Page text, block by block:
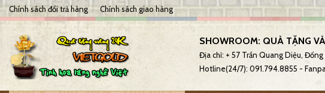
Skip
to
content
Chính sách đổi trả hàng Chính sách giao hàng
SHOWROOM: QUÀ TẶNG
Địa chỉ: + 57 Trần Quang Diệu, Đống
Hotline(24/7): 091.794.8855 -